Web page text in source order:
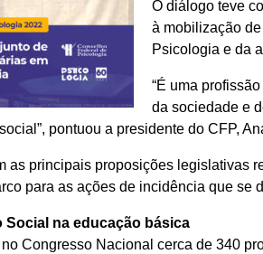
O diálogo teve
à mobilização
Psicologia e da
“É uma
da sociedade e
pontuou a presidente do CFP,
as principais proposições legislativas
para as ações de incidência que se
Social na educação básica
Congresso Nacional cerca de 340